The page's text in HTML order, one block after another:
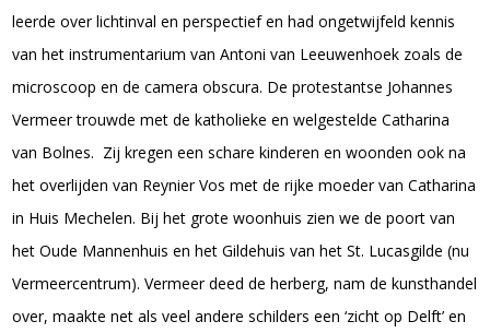
leerde over lichtinval en perspectief en had ongetwijfeld kennis
van het instrumentarium van Antoni van Leeuwenhoek zoals de
microscoop en de camera obscura. De protestantse Johannes
Vermeer trouwde met de katholieke en welgestelde Catharina
van Bolnes. Zij kregen een schare kinderen en woonden ook na
het overlijden van Reynier Vos met de rijke moeder van Catharina
in Huis Mechelen. Bij het grote woonhuis zien we de poort van
het Oude Mannenhuis en het Gildehuis van het St. Lucasgilde (nu
Vermeercentrum). Vermeer deed de herberg, nam de kunsthandel
over, maakte net als veel andere schilders een ‘zicht op Delft’ en